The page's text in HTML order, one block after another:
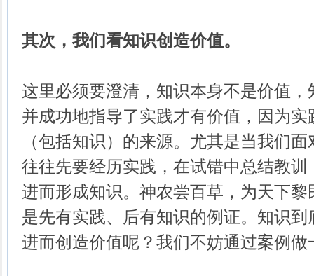
其次，我们看知识创造价值。
这里必须要澄清，知识本身不是价值
并成功地指导了实践才有价值，因为
（包括知识）的来源。尤其是当我们
往往先要经历实践，在试错中总结教
进而形成知识。神农尝百草，为天下
是先有实践、后有知识的例证。知识
进而创造价值呢？我们不妨通过案例做